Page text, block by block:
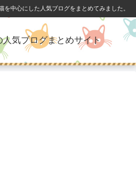
を中心にした人気ブログをまとめてみました。
人気ブログまとめサイト